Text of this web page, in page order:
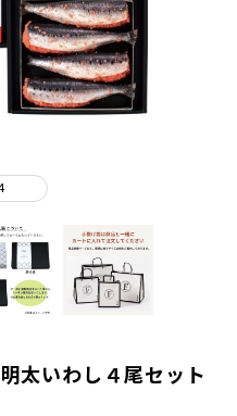
太いわし４尾セット